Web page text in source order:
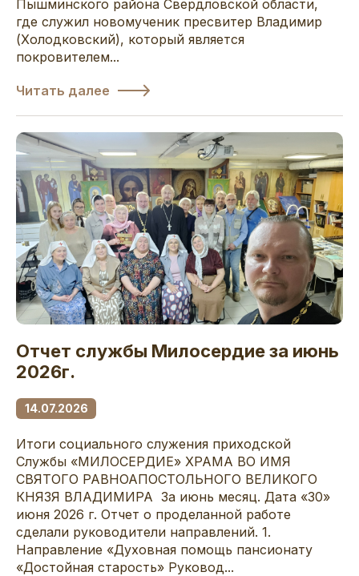
Пышминского района Свердловской области,
где служил новомученик пресвитер Владимир
(Холодковский), который является
покровителем...
Читать далее
Отчет службы Милосердие за июнь
2026г.
14.07.2026
Итоги социального служения приходской
Службы «МИЛОСЕРДИЕ» ХРАМА ВО ИМЯ
СВЯТОГО РАВНОАПОСТОЛЬНОГО ВЕЛИКОГО
КНЯЗЯ ВЛАДИМИРА За июнь месяц. Дата «30»
июня 2026 г. Отчет о проделанной работе
сделали руководители направлений. 1.
Направление «Духовная помощь пансионату
«Достойная старость» Руковод...